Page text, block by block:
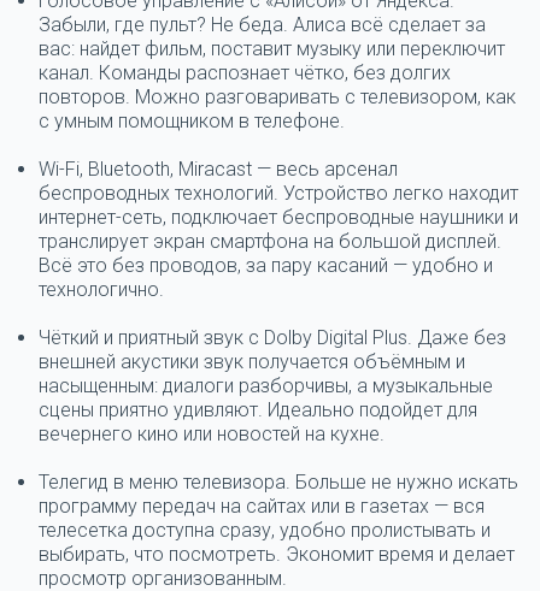
Забыли, где пульт? Не беда. Алиса всё сделает за
вас: найдет фильм, поставит музыку или переключит
канал. Команды распознает чётко, без долгих
повторов. Можно разговаривать с телевизором, как
с умным помощником в телефоне.
Wi-Fi, Bluetooth, Miracast — весь арсенал
беспроводных технологий. Устройство легко находит
интернет-сеть, подключает беспроводные наушники и
транслирует экран смартфона на большой дисплей.
Всё это без проводов, за пару касаний — удобно и
технологично.
Чёткий и приятный звук с Dolby Digital Plus. Даже без
внешней акустики звук получается объёмным и
насыщенным: диалоги разборчивы, а музыкальные
сцены приятно удивляют. Идеально подойдет для
вечернего кино или новостей на кухне.
Телегид в меню телевизора. Больше не нужно искать
программу передач на сайтах или в газетах — вся
телесетка доступна сразу, удобно пролистывать и
выбирать, что посмотреть. Экономит время и делает
просмотр организованным.